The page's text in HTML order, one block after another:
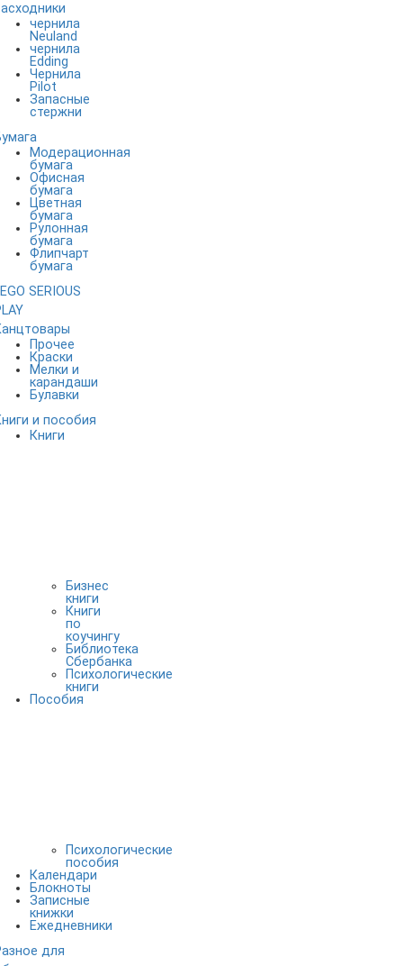
чернила
Neuland
чернила
Edding
Чернила
Pilot
Запасные
стержни
Модерационная
бумага
Офисная
бумага
Цветная
бумага
Рулонная
бумага
Флипчарт
бумага
SERIOUS
Прочее
Краски
Мелки и
карандаши
Булавки
и пособия
Книги
Бизнес
книги
Книги
по
коучингу
Библиотека
Сбербанка
Психологические
книги
Пособия
Психологические
пособия
Календари
Блокноты
Записные
книжки
Ежедневники
для